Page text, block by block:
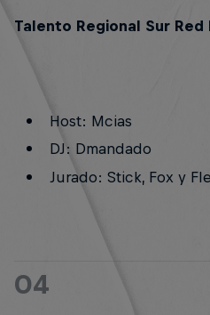
Talento Regional Sur Red
Host: Mcias
DJ: Dmandado
Jurado: Stick, Fox y
04